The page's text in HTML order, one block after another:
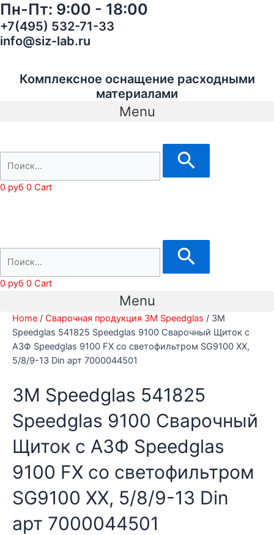
Перейти
к
содержимому
Пн-Пт: 9:00 - 18:00
+7(495) 532-71-33
info@siz-lab.ru
Комплексное оснащение расходными
материалами
Menu
0 руб 0 Cart
0 руб 0 Cart
Menu
Home / Сварочная продукция 3М Speedglas / 3M
Speedglas 541825 Speedglas 9100 Cварочный Щиток с
АЗФ Speedglas 9100 FX со светофильтром SG9100 XX,
5/8/9-13 Din арт 7000044501
3M Speedglas 541825
Speedglas 9100 Cварочный
Щиток с АЗФ Speedglas
9100 FX со светофильтром
SG9100 XX, 5/8/9-13 Din
арт 7000044501
3M
Speedglas
541825
Speedglas
Cварочный
FX
светофильтром
13
Din
арт
7000044501